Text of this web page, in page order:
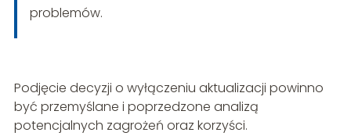
problemów.
Podjęcie decyzji o wyłączeniu aktualizacji powinno
być przemyślane i poprzedzone analizą
potencjalnych zagrożeń oraz korzyści.